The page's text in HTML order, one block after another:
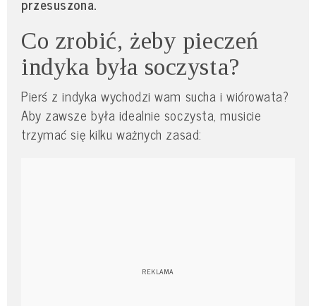
przesuszona.
Co zrobić, żeby pieczeń
indyka była soczysta?
Pierś z indyka wychodzi wam sucha i wiórowata?
Aby zawsze była idealnie soczysta, musicie
trzymać się kilku ważnych zasad: